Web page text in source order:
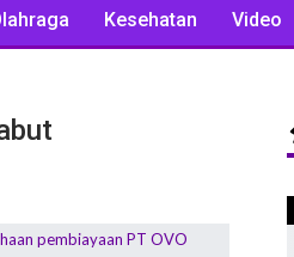
Kesehatan Video